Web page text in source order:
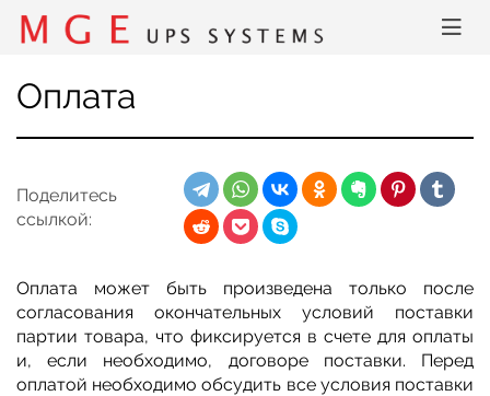
Оплата
Поделитесь
ссылкой:
Оплата может быть произведена только после
согласования окончательных условий поставки
партии товара, что фиксируется в счете для оплаты
и, если необходимо, договоре поставки. Перед
оплатой необходимо обсудить все условия поставки